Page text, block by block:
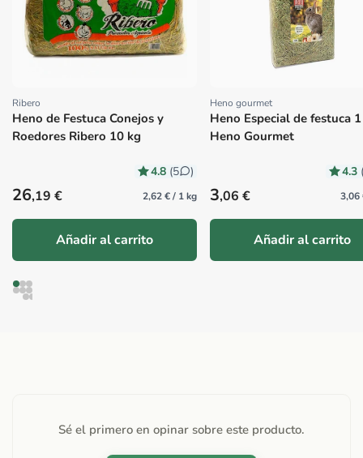
Proveedor:
Ribero
Heno de Festuca Conejos y
Roedores Ribero 10 kg
4.8 (5 )
Precio habitual
26,19 € 2,62 € / 1 kg
Añadir al carrito
Proveedor:
Heno gourmet
Heno Especial de festuca
Heno Gourmet
4.3
Precio habitual
3,06 € 3,06
Añadir al carrito
Sé el primero en opinar sobre este producto.